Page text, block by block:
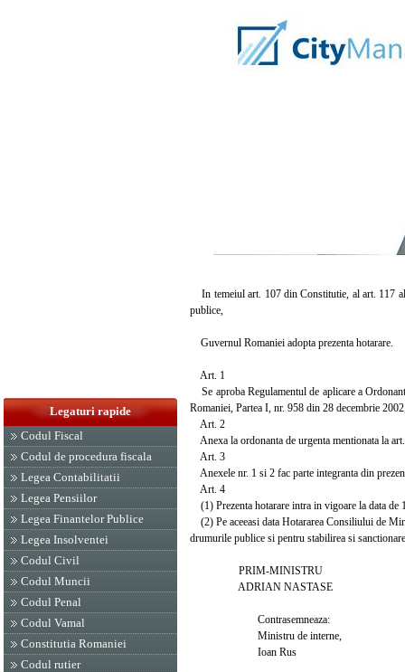
Legaturi rapide
Codul Fiscal
Codul de procedura fiscala
Legea Contabilitatii
Legea Pensiilor
Legea Finantelor Publice
Legea Insolventei
Codul Civil
Codul Muncii
Codul Penal
Codul Vamal
Constitutia Romaniei
Codul rutier
In temeiul art. 107 din Constitutie, al art. 117
publice,
Guvernul Romaniei adopta prezenta hotarare.
Art. 1
Se aproba Regulamentul de aplicare a
Romaniei, Partea I, nr. 958 din 28 decembrie
Art. 2
Anexa la ordonanta de urgenta mentionata la
Art. 3
Anexele nr. 1 si 2 fac parte integranta din
Art. 4
(1) Prezenta hotarare intra in vigoare la data de
(2) Pe aceeasi data Hotararea Consiliului de
drumurile publice si pentru stabilirea si
PRIM-MINISTRU
ADRIAN NASTASE
Contrasemneaza:
Ministru de interne,
Ioan Rus